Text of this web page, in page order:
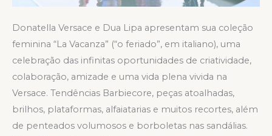
Donatella Versace e Dua Lipa apresentam sua coleção
feminina “La Vacanza” (“o feriado”, em italiano), uma
celebração das infinitas oportunidades de criatividade,
colaboração, amizade e uma vida plena vivida na
Versace. Tendências Barbiecore, peças atoalhadas,
brilhos, plataformas, alfaiatarias e muitos recortes, além
de penteados volumosos e borboletas nas sandálias.